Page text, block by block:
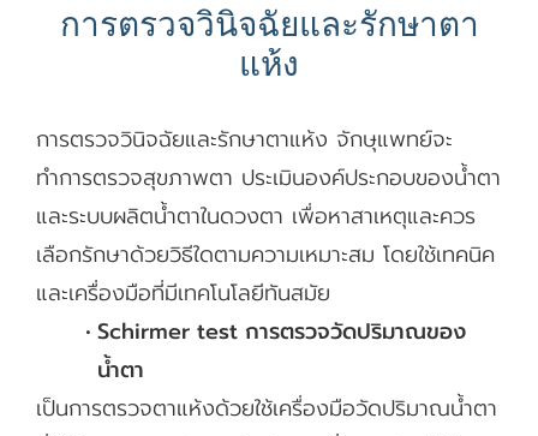
การตรวจวินิจฉัยและรักษาตา
แห้ง
การตรวจวินิจฉัยและรักษาตาแห้ง จักษุแพทย์จะ
ทำการตรวจสุขภาพตา ประเมินองค์ประกอบของน้ำตา
และระบบผลิตน้ำตาในดวงตา เพื่อหาสาเหตุและควร
เลือกรักษาด้วยวิธีใดตามความเหมาะสม โดยใช้เทคนิค
และเครื่องมือที่มีเทคโนโลยีทันสมัย
Schirmer test การตรวจวัดปริมาณของ
น้ำตา
เป็นการตรวจตาแห้งด้วยใช้เครื่องมือวัดปริมาณน้ำตา